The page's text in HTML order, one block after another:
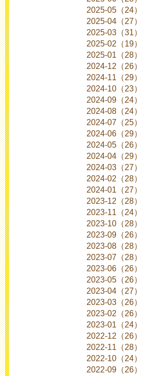
2025-05（24）
2025-04（27）
2025-03（31）
2025-02（19）
2025-01（28）
2024-12（26）
2024-11（29）
2024-10（23）
2024-09（24）
2024-08（24）
2024-07（25）
2024-06（29）
2024-05（26）
2024-04（29）
2024-03（27）
2024-02（28）
2024-01（27）
2023-12（28）
2023-11（24）
2023-10（28）
2023-09（26）
2023-08（28）
2023-07（28）
2023-06（26）
2023-05（26）
2023-04（27）
2023-03（26）
2023-02（26）
2023-01（24）
2022-12（26）
2022-11（28）
2022-10（24）
2022-09（26）